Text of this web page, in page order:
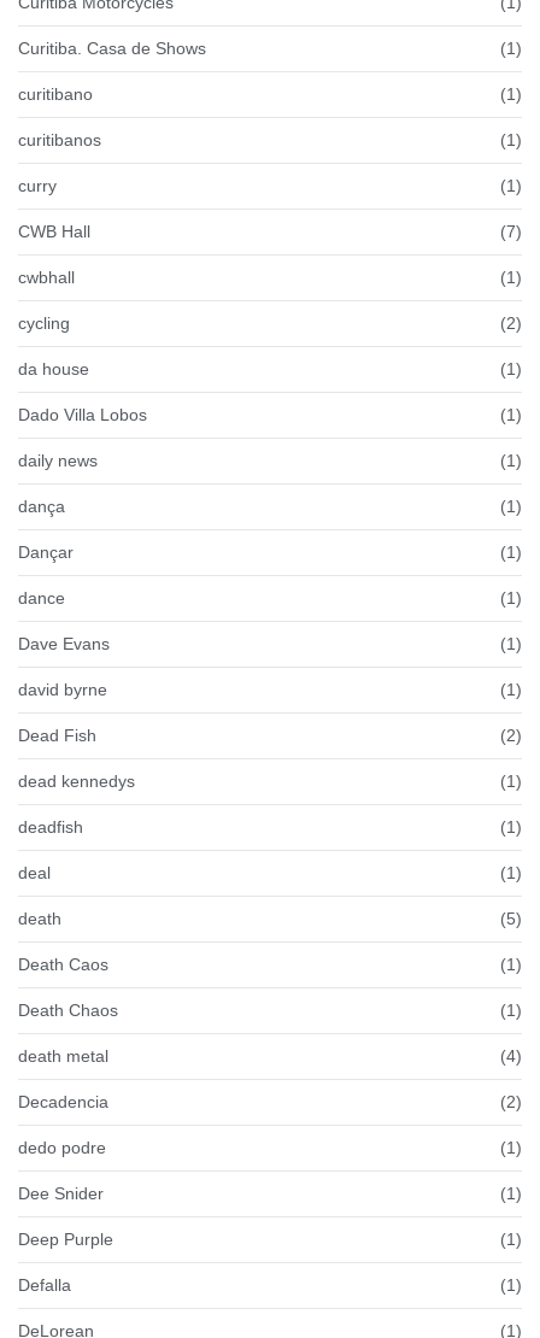
Curitiba. Casa de Shows (1)
curitibano (1)
curitibanos (1)
curry (1)
CWB Hall (7)
cwbhall (1)
cycling (2)
da house (1)
Dado Villa Lobos (1)
daily news (1)
dança (1)
Dançar (1)
dance (1)
Dave Evans (1)
david byrne (1)
Dead Fish (2)
dead kennedys (1)
deadfish (1)
deal (1)
death (5)
Death Caos (1)
Death Chaos (1)
death metal (4)
Decadencia (2)
dedo podre (1)
Dee Snider (1)
Deep Purple (1)
Defalla (1)
DeLorean (1)